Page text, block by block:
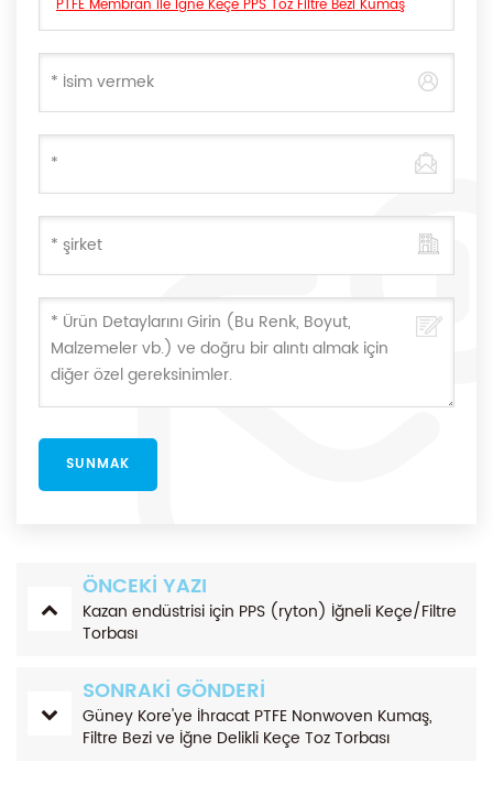
PTFE Membran ile İğne Keçe PPS Toz Filtre Bezi Kumaş
ÖNCEKI YAZI
Kazan endüstrisi için PPS (ryton) İğneli Keçe/Filtre
Torbası
SONRAKI GÖNDERI
Güney Kore'ye İhracat PTFE Nonwoven Kumaş,
Filtre Bezi ve İğne Delikli Keçe Toz Torbası